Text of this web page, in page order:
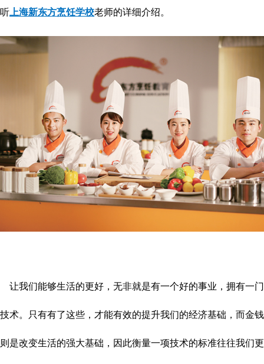
听 上海新东方烹饪学校老师的详细介绍。
让我们能够生活的更好，无非就是有一个好的事业，拥有一门
技术。只有有了这些，才能有效的提升我们的经济基础，而金钱
则是改变生活的强大基础，因此衡量一项技术的标准往往我们更